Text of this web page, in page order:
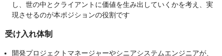
し、世の中とクライアントに価値を生み出していくかを考え、実
現させるのが本ポジションの役割です
受け入れ体制
開発プロジェクトマネージャーやシニアシステムエンジニアが、